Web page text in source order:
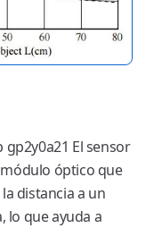
El sensor
óptico que
distancia a un
lo que ayuda a